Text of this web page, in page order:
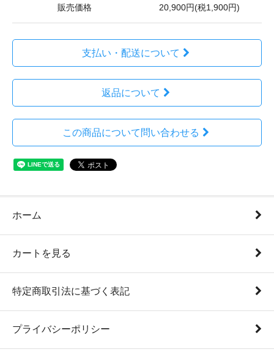
販売価格 20,900円(税1,900円)
支払い・配送について
返品について
この商品について問い合わせる
ホーム
カートを見る
特定商取引法に基づく表記
プライバシーポリシー